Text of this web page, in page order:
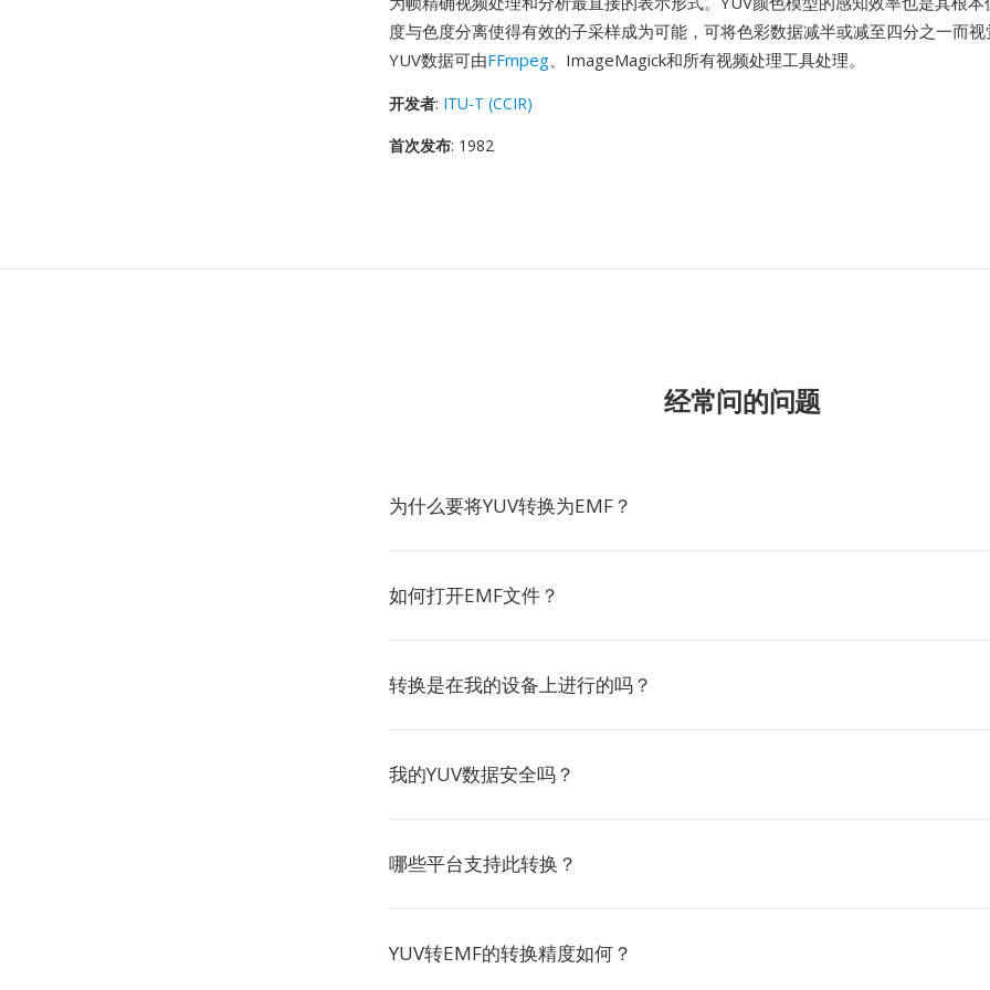
度与色度分离使得有效的子采样成为可能，可将色彩数据减半或减至四分之一而视
YUV数据可由FFmpeg、ImageMagick和所有视频处理工具处理。
开发者: ITU-T (CCIR)
首次发布: 1982
经常问的问题
为什么要将YUV转换为EMF？
如何打开EMF文件？
转换是在我的设备上进行的吗？
我的YUV数据安全吗？
哪些平台支持此转换？
YUV转EMF的转换精度如何？